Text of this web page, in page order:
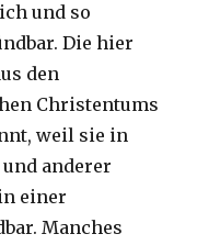
und so
Die hier
den
Christentums
weil sie in
anderer
einer
Manches